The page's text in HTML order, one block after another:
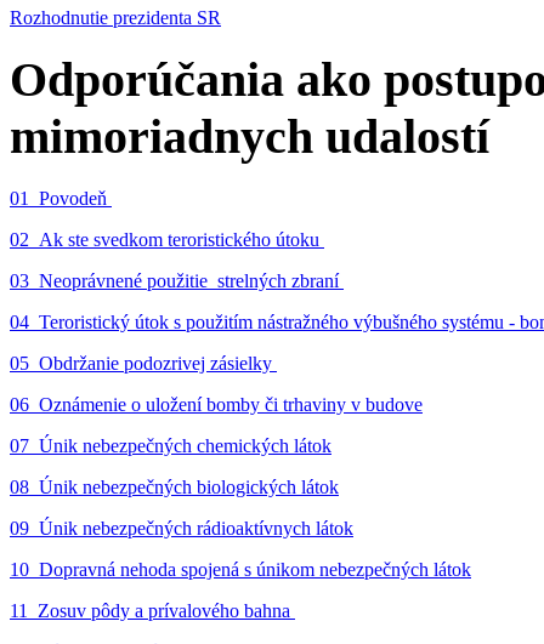
Rozhodnutie prezidenta SR
Odporúčania ako
mimoriadnych udalostí
01_Povodeň
02_Ak ste svedkom teroristického útoku
03_Neoprávnené použitie strelných zbraní
04_Teroristický útok s použitím nástražného výbušného systému -
05_Obdržanie podozrivej zásielky
06_Oznámenie o uložení bomby či trhaviny v budove
07_Únik nebezpečných chemických látok
08_Únik nebezpečných biologických látok
09_Únik nebezpečných rádioaktívnych látok
10_Dopravná nehoda spojená s únikom nebezpečných látok
11_Zosuv pôdy a prívalového bahna